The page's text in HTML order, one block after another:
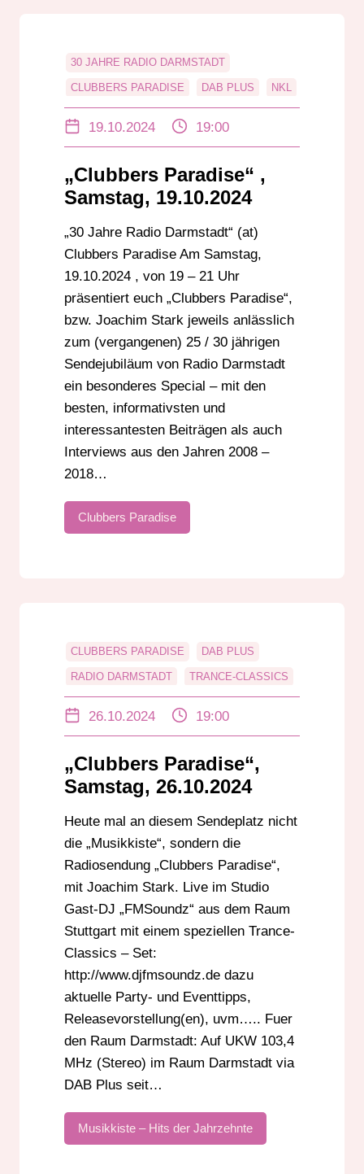
30 JAHRE RADIO DARMSTADT
CLUBBERS PARADISE DAB PLUS NKL
19.10.2024 19:00
„Clubbers Paradise“ ,
Samstag, 19.10.2024
„30 Jahre Radio Darmstadt“ (at)
Clubbers Paradise Am Samstag,
19.10.2024 , von 19 – 21 Uhr
präsentiert euch „Clubbers Paradise“,
bzw. Joachim Stark jeweils anlässlich
zum (vergangenen) 25 / 30 jährigen
Sendejubiläum von Radio Darmstadt
ein besonderes Special – mit den
besten, informativsten und
interessantesten Beiträgen als auch
Interviews aus den Jahren 2008 –
2018…
Clubbers Paradise
CLUBBERS PARADISE DAB PLUS
RADIO DARMSTADT TRANCE-CLASSICS
26.10.2024 19:00
„Clubbers Paradise“,
Samstag, 26.10.2024
Heute mal an diesem Sendeplatz nicht
die „Musikkiste“, sondern die
Radiosendung „Clubbers Paradise“,
mit Joachim Stark. Live im Studio
Gast-DJ „FMSoundz“ aus dem Raum
Stuttgart mit einem speziellen Trance-
Classics – Set:
http://www.djfmsoundz.de dazu
aktuelle Party- und Eventtipps,
Releasevorstellung(en), uvm….. Fuer
den Raum Darmstadt: Auf UKW 103,4
MHz (Stereo) im Raum Darmstadt via
DAB Plus seit…
Musikkiste – Hits der Jahrzehnte